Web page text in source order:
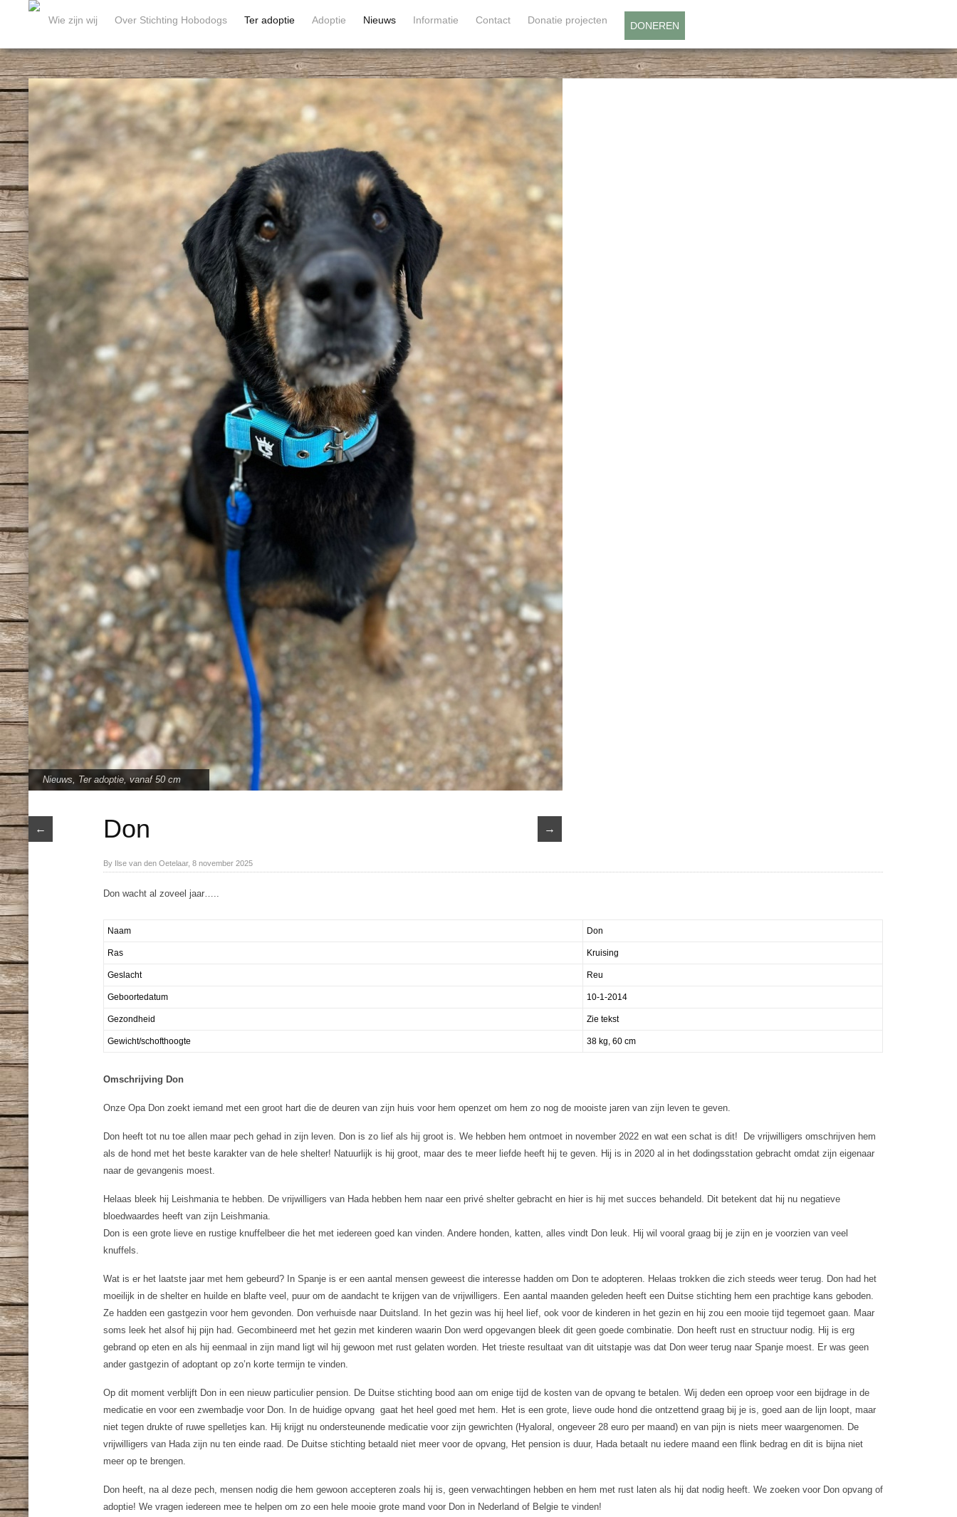
Wie zijn wij Over Stichting Hobodogs Ter adoptie Adoptie Nieuws Informatie Contact Donatie projecten DONEREN
Nieuws, Ter adoptie,vanaf 50 cm
← →
Don
By Ilse van den Oetelaar, 8 november 2025
Don wacht al zoveel jaar…..
Naam Don
Ras Kruising
Geslacht Reu
Geboortedatum 10-1-2014
Gezondheid Zie tekst
Gewicht/schofthoogte 38 kg, 60 cm
Omschrijving Don
Onze Opa Don zoekt iemand met een groot hart die de deuren van zijn huis voor hem openzet om hem zo nog de mooiste jaren van zijn leven te geven.
Don heeft tot nu toe allen maar pech gehad in zijn leven. Don is zo lief als hij groot is. We hebben hem ontmoet in november 2022 en wat een schat is dit!
De vrijwilligers omschrijven hem
als de hond met het beste karakter van de hele shelter! Natuurlijk is hij groot, maar des te meer liefde heeft hij te geven. Hij is in 2020 al in het dodingsstation gebracht omdat zijn eigenaar
naar de gevangenis moest.
Helaas bleek hij Leishmania te hebben. De vrijwilligers van Hada hebben hem naar een privé shelter gebracht en hier is hij met succes behandeld. Dit betekent dat hij nu negatieve
bloedwaardes heeft van zijn Leishmania.
Don is een grote lieve en rustige knuffelbeer die het met iedereen goed kan vinden. Andere honden, katten, alles vindt Don leuk. Hij wil vooral graag bij je zijn en je voorzien van veel
knuffels.
Wat is er het laatste jaar met hem gebeurd? In Spanje is er een aantal mensen geweest die interesse hadden om Don te adopteren. Helaas trokken die zich steeds weer terug. Don had het
moeilijk in de shelter en huilde en blafte veel, puur om de aandacht te krijgen van de vrijwilligers. Een aantal maanden geleden heeft een Duitse stichting hem een prachtige kans geboden.
Ze hadden een gastgezin voor hem gevonden. Don verhuisde naar Duitsland. In het gezin was hij heel lief, ook voor de kinderen in het gezin en hij zou een mooie tijd tegemoet gaan. Maar
soms leek het alsof hij pijn had. Gecombineerd met het gezin met kinderen waarin Don werd opgevangen bleek dit geen goede combinatie. Don heeft rust en structuur nodig. Hij is erg
gebrand op eten en als hij eenmaal in zijn mand ligt wil hij gewoon met rust gelaten worden. Het trieste resultaat van dit uitstapje was dat Don weer terug naar Spanje moest. Er was geen
ander gastgezin of adoptant op zo’n korte termijn te vinden.
Op dit moment verblijft Don in een nieuw particulier pension. De Duitse stichting bood aan om enige tijd de kosten van de opvang te betalen. Wij deden een oproep voor een bijdrage in de
medicatie en voor een zwembadje voor Don. In de huidige opvang gaat het heel goed met hem. Het is een grote, lieve oude hond die ontzettend graag bij je is, goed aan de lijn loopt, maar
niet tegen drukte of ruwe spelletjes kan. Hij krijgt nu ondersteunende medicatie voor zijn gewrichten (Hyaloral, ongeveer 28 euro per maand) en van pijn is niets meer waargenomen. De
vrijwilligers van Hada zijn nu ten einde raad. De Duitse stichting betaald niet meer voor de opvang, Het pension is duur, Hada betaalt nu iedere maand een flink bedrag en dit is bijna niet
meer op te brengen.
Don heeft, na al deze pech, mensen nodig die hem gewoon accepteren zoals hij is, geen verwachtingen hebben en hem met rust laten als hij dat nodig heeft. We zoeken voor Don opvang of
adoptie! We vragen iedereen mee te helpen om zo een hele mooie grote mand voor Don in Nederland of Belgie te vinden!